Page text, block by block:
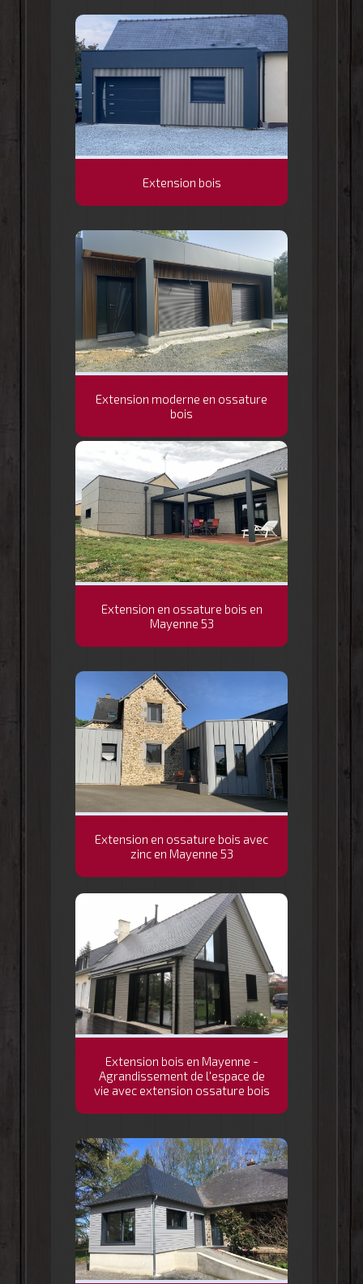
Extension bois
Extension moderne en ossature
bois
Extension en ossature bois en
Mayenne 53
Extension en ossature bois avec
zinc en Mayenne 53
Extension bois en Mayenne -
Agrandissement de l'espace de
vie avec extension ossature bois